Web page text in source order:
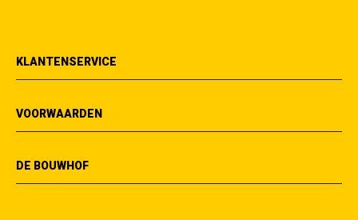
KLANTENSERVICE
VOORWAARDEN
DE BOUWHOF